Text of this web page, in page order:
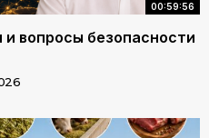
00:59:56
вопросы безопасности